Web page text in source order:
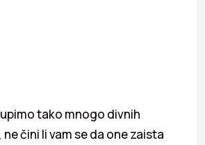
tako mnogo divnih
čini li vam se da one zaista